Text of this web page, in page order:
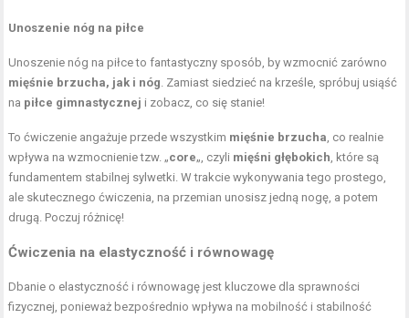
Unoszenie nóg na piłce
Unoszenie nóg na piłce to fantastyczny sposób, by wzmocnić zarówno
mięśnie brzucha, jak i nóg . Zamiast siedzieć na krześle, spróbuj usiąść
na piłce gimnastycznej i zobacz, co się stanie!
To ćwiczenie angażuje przede wszystkim mięśnie brzucha , co realnie
wpływa na wzmocnienie tzw. „core„, czyli mięśni głębokich , które są
fundamentem stabilnej sylwetki. W trakcie wykonywania tego prostego,
ale skutecznego ćwiczenia, na przemian unosisz jedną nogę, a potem
drugą. Poczuj różnicę!
Ćwiczenia na elastyczność i równowagę
Dbanie o elastyczność i równowagę jest kluczowe dla sprawności
fizycznej, ponieważ bezpośrednio wpływa na mobilność i stabilność